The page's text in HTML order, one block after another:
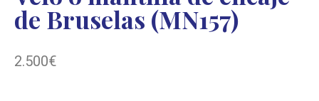
de Bruselas (MN157)
2.500€